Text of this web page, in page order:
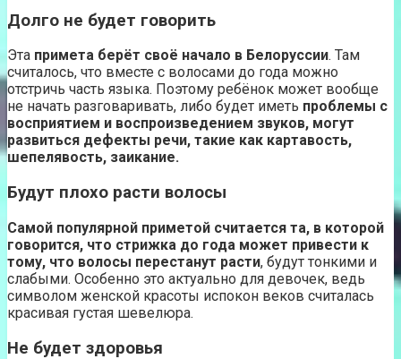
Долго не будет говорить
Эта примета берёт своё начало в Белоруссии. Там
считалось, что вместе с волосами до года можно
отстричь часть языка. Поэтому ребёнок может вообще
не начать разговаривать, либо будет иметь проблемы с
восприятием и воспроизведением звуков, могут
развиться дефекты речи, такие как картавость,
шепелявость, заикание.
Будут плохо расти волосы
Самой популярной приметой считается та, в которой
говорится, что стрижка до года может привести к
тому, что волосы перестанут расти, будут тонкими и
слабыми. Особенно это актуально для девочек, ведь
символом женской красоты испокон веков считалась
красивая густая шевелюра.
Не будет здоровья